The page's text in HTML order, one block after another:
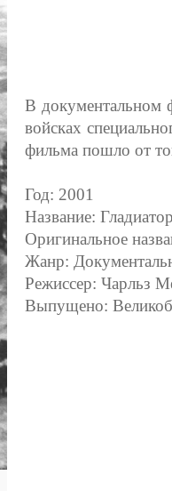
В документальном
войсках
фильма пошло от
Год: 2001
Название:
Оригинальное
Жанр:
Режиссер: Чарльз
Выпущено: